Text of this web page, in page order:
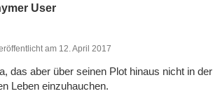
User
am 12. April 2017
das aber über seinen Plot hinaus nicht in der
Leben einzuhauchen.